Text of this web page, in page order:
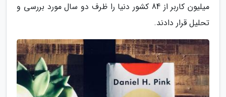
میلیون کاربر از 84 کشور دنیا را ظرف دو سال مورد بررسی و
تحلیل قرار دادند.